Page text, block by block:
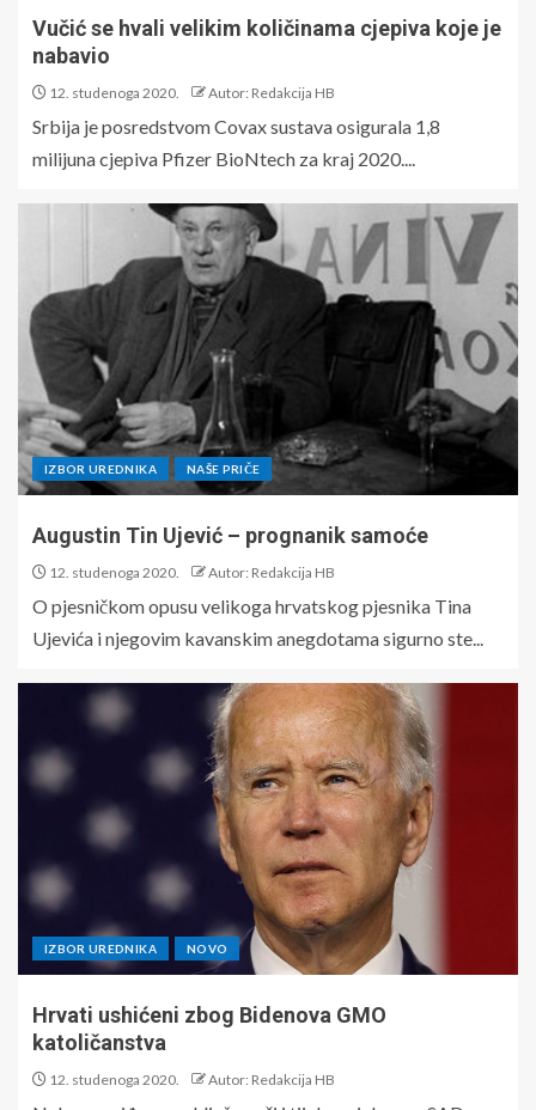
Vučić se hvali velikim količinama cjepiva koje je
nabavio
12. studenoga 2020. Autor: Redakcija HB
Srbija je posredstvom Covax sustava osigurala 1,8
milijuna cjepiva Pfizer BioNtech za kraj 2020....
IZBOR UREDNIKA NAŠE PRIČE
Augustin Tin Ujević – prognanik samoće
12. studenoga 2020. Autor: Redakcija HB
O pjesničkom opusu velikoga hrvatskog pjesnika Tina
Ujevića i njegovim kavanskim anegdotama sigurno ste...
IZBOR UREDNIKA NOVO
Hrvati ushićeni zbog Bidenova GMO
katoličanstva
12. studenoga 2020. Autor: Redakcija HB